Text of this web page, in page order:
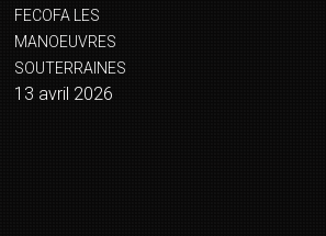
FECOFA LES
MANOEUVRES
SOUTERRAINES
13 avril 2026